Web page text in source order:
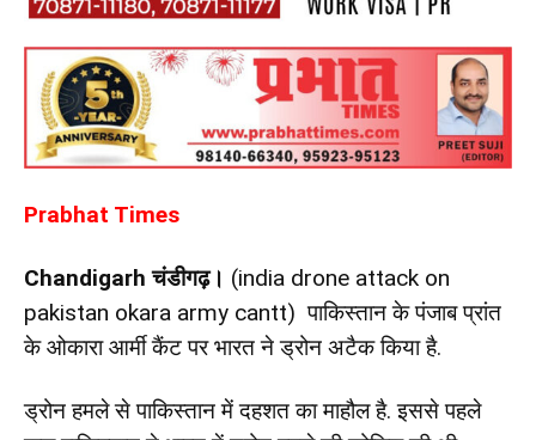
Prabhat Times
Chandigarh चंडीगढ़। (india drone attack on
pakistan okara army cantt) पाकिस्तान के पंजाब प्रांत
के ओकारा आर्मी कैंट पर भारत ने ड्रोन अटैक किया है.
ड्रोन हमले से पाकिस्तान में दहशत का माहौल है. इससे पहले